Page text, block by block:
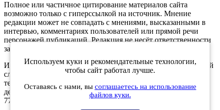
Полное или частичное цитирование материалов сайта
возможно только с гиперссылкой на источник. Мнение
редакции может не совпадать с мнениями, высказанными в
интервью, комментариях пользователей или прямой речи
персонажей публикаций. Редакция не несёт ответственности
за текст комментариев читателей.
Интернет-портал Kirov.online зарегистрирован в Федеральной
службе по надзору в сфере связи, информационных
технологий и массовых коммуникаций (Роскомнадзор) 5
декабря 2019 года. Регистрационный номер ЭЛ № ФС 77 -
77189.
Используем куки и рекомендательные технологии,
чтобы сайт работал лучше.
Оставаясь с нами, вы соглашаетесь на использование
файлов куки.